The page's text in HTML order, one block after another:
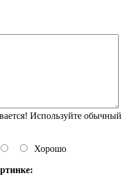
Используйте обычный
Хорошо